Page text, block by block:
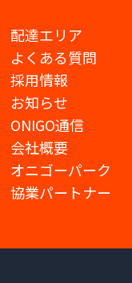
配達エリア
よくある質問
採用情報
お知らせ
ONIGO通信
会社概要
オニゴーパーク
協業パートナー